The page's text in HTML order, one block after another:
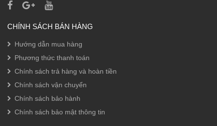
CHÍNH SÁCH BÁN HÀNG
Hướng dẫn mua hàng
Phương thức thanh toán
Chính sách trả hàng và hoàn tiền
Chính sách vận chuyển
Chính sách bảo hành
Chính sách bảo mật thông tin